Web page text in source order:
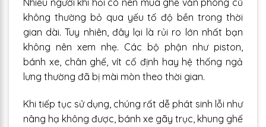
Nhiều người khi hỏi có nên mua ghế văn phòng cũ
không thường bỏ qua yếu tố độ bền trong thời
gian dài. Tuy nhiên, đây lại là rủi ro lớn nhất bạn
không nên xem nhẹ. Các bộ phận như piston,
bánh xe, chân ghế, vít cố định hay hệ thống ngả
lưng thường đã bị mài mòn theo thời gian.
Khi tiếp tục sử dụng, chúng rất dễ phát sinh lỗi như
nâng hạ không được, bánh xe gãy trục, khung ghế